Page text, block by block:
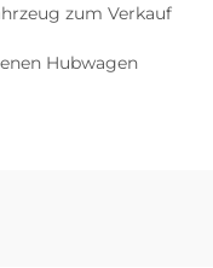
zum Verkauf
Hubwagen